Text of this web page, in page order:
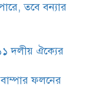
৫ দিন বাড়তে
তবে বন্যার
দলীয় ঐক্যের
ফলনের